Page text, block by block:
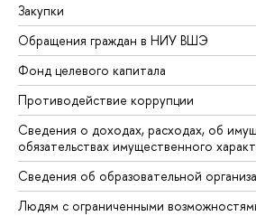
Закупки
Обращения граждан в НИУ ВШЭ
Фонд целевого капитала
Противодействие коррупции
Сведения о доходах, расходах, об
обязательствах имущественного
Сведения об образовательной
Людям с ограниченными